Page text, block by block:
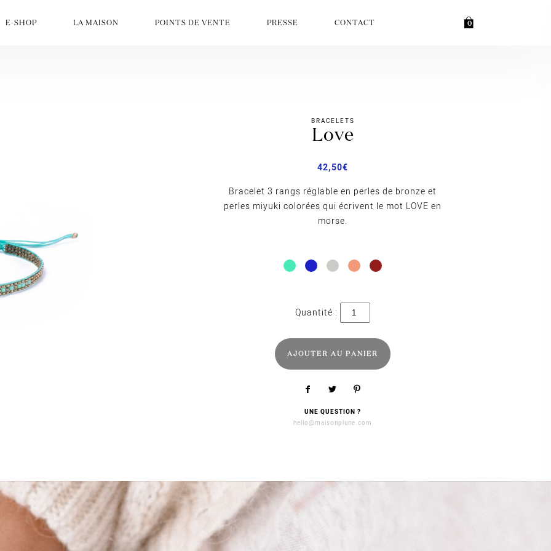
E-SHOP LA MAISON POINTS DE VENTE PRESSE CONTACT 0
BRACELETS
love
42,50€
Bracelet 3 rangs réglable en perles de bronze et
perles miyuki colorées qui écrivent le mot LOVE en
morse.
quantité
Love
AJOUTER AU PANIER
UNE QUESTION ?
hello@maisonplune.com